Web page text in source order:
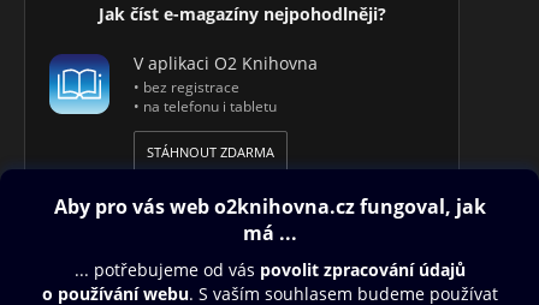
Jak číst e-magazíny nejpohodlněji?
V aplikaci O2 Knihovna
• bez registrace
• na telefonu i tabletu
STÁHNOUT ZDARMA
Obsah ke stažení